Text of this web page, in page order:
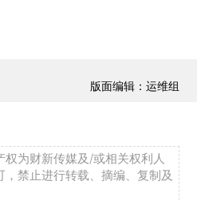
版面编辑：运维组
为财新传媒及/或相关权利人
禁止进行转载、摘编、复制及